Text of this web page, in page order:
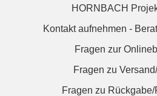
HORNBACH
Kontakt aufnehmen -
Fragen zur
Fragen zu
Fragen zu